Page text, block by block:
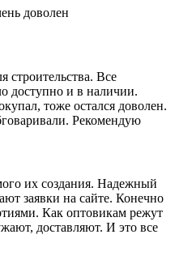
доволен
Все
доступно и в наличии.
тоже остался доволен.
Рекомендую
их создания. Надежный
заявки на сайте. Конечно
Как оптовикам режут
доставляют. И это все